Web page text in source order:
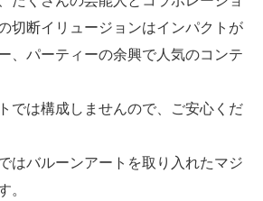
切断イリュージョンはインパクトが
、パーティーの余興で人気のコンテ
では構成しませんので、ご安心くだ
はバルーンアートを取り入れたマジ
。